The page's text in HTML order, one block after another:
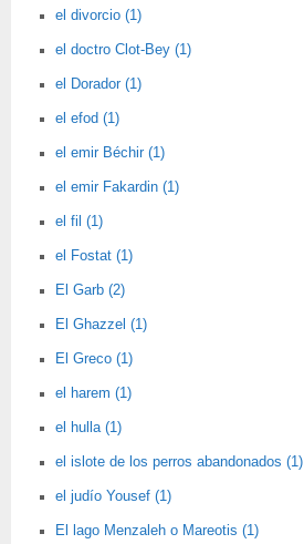
el divorcio (1)
el doctro Clot-Bey (1)
el Dorador (1)
el efod (1)
el emir Béchir (1)
el emir Fakardin (1)
el fil (1)
el Fostat (1)
El Garb (2)
El Ghazzel (1)
El Greco (1)
el harem (1)
el hulla (1)
el islote de los perros abandonados (1)
el judío Yousef (1)
El lago Menzaleh o Mareotis (1)